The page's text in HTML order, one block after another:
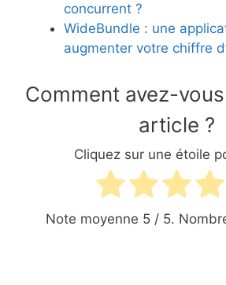
concurrent ?
WideBundle : une
augmenter votre chiffre
Comment avez-
article ?
Cliquez sur une étoile
Note moyenne 5 / 5.